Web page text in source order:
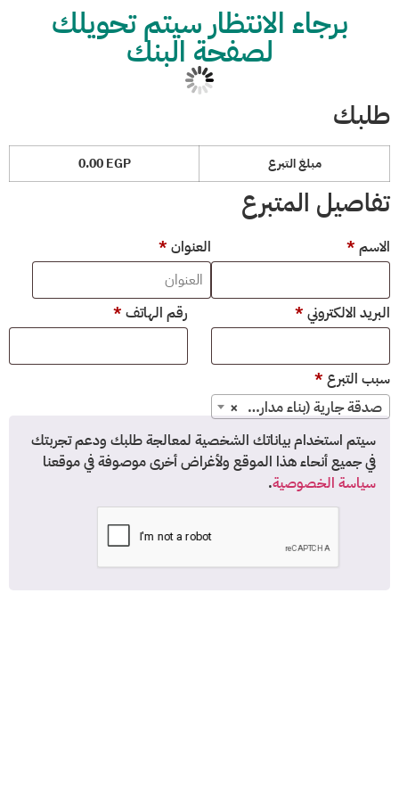
برجاء الانتظار سيتم تحويلك
لصفحة البنك
طلبك
مبلغ التبرع 0.00EGP
تفاصيل المتبرع
الاسم * العنوان *
رقم الهاتف * البريد الالكتروني *
سبب التبرع *
×
صدقة جارية (بناء مدارس، تجهيز الفصول والاثاث،صيانات،....)
سيتم استخدام بياناتك الشخصية لمعالجة طلبك ودعم تجربتك
في جميع أنحاء هذا الموقع ولأغراض أخرى موصوفة في موقعنا
سياسة الخصوصية.